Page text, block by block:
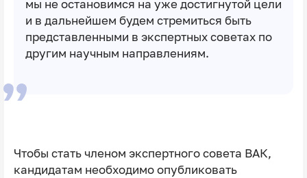
мы не остановимся на уже достигнутой цели
и в дальнейшем будем стремиться быть
представленными в экспертных советах по
другим научным направлениям.
Чтобы стать членом экспертного совета ВАК,
кандидатам необходимо опубликовать